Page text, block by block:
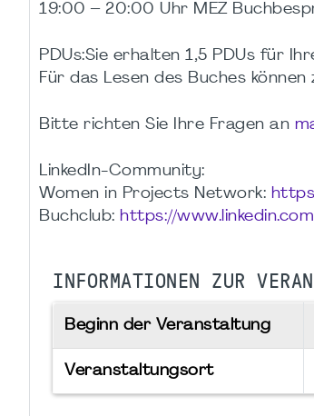
19:00 – 20:00 Uhr MEZ
PDUs:Sie erhalten 1,5 PDUs für
Für das Lesen des Buches
Bitte richten Sie Ihre Fragen an
LinkedIn-Community:
Women in Projects Network:
Buchclub: https://
INFORMATIONEN ZUR
Beginn der Veranstaltung
Veranstaltungsort